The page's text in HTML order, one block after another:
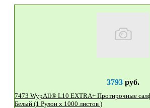
3793руб.
7473 WypAll® L10 EXTRA+ Протирочные салфетки - Большой рулон /
Белый (1 Рулон x 1000 листов )